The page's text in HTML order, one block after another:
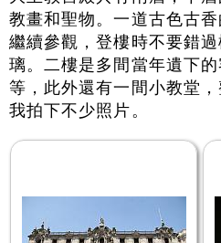
教畫和聖物。一道古色古
繼續參觀，登樓時不要錯
璃。二樓是多間當年遺下
等，此外還有一間小教堂
我拍下不少照片。